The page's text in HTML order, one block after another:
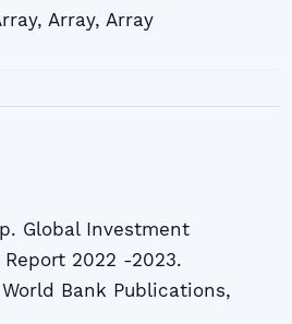
, Array, Array
Global Investment
2022 -2023.
Bank Publications,